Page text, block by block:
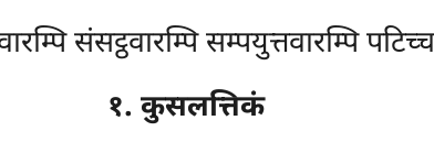
संसट्ठवारम्पि सम्पयुत्तवारम्पि
१. कुसलत्तिकं